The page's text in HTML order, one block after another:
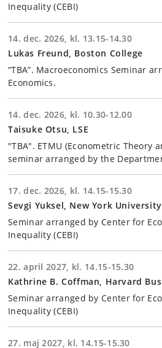
Inequality (CEBI)
14. dec. 2026, kl. 13.15-14.30
Lukas Freund, Boston College
“TBA”. Macroeconomics Seminar
Economics.
14. dec. 2026, kl. 10.30-12.00
Taisuke Otsu, LSE
"TBA". ETMU (Econometric Theory
seminar arranged by the
17. dec. 2026, kl. 14.15-15.30
Sevgi Yuksel, New York University
Seminar arranged by Center for
Inequality (CEBI)
22. april 2027, kl. 14.15-15.30
Kathrine B. Coffman, Harvard
Seminar arranged by Center for
Inequality (CEBI)
27. maj 2027, kl. 14.15-15.30